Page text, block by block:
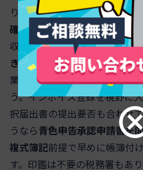
ります。本人確認書類（運転
確認書類は必須です。提出部数
収受印相当の受理確認が得ら
きで求められたときに安心で
業概要、納税地の必須欄が空
う。インボイス登録を視野に
択届出書の提出要否も合わせ
うなら青色申告承認申請書を
複式簿記前提で早めに帳簿付
す。印鑑は不要の税務署もあり